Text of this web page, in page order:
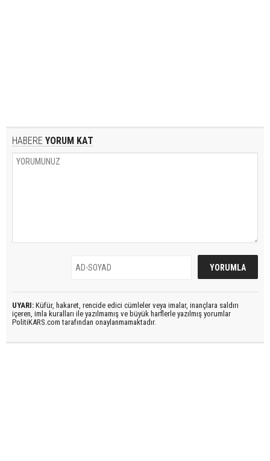
HABERE YORUM KAT
UYARI: Küfür, hakaret, rencide edici cümleler veya imalar, inançlara saldırı
içeren, imla kuralları ile yazılmamış ve büyük harflerle yazılmış yorumlar
PolitiKARS.com tarafından onaylanmamaktadır.